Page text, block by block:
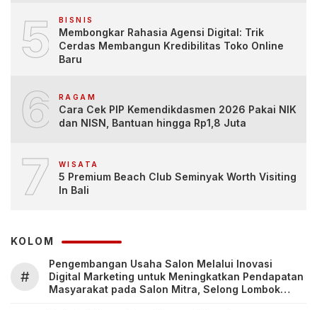
5 BISNIS
Membongkar Rahasia Agensi Digital: Trik
Cerdas Membangun Kredibilitas Toko Online
Baru
6 RAGAM
Cara Cek PIP Kemendikdasmen 2026 Pakai NIK
dan NISN, Bantuan hingga Rp1,8 Juta
7 WISATA
5 Premium Beach Club Seminyak Worth Visiting
In Bali
KOLOM
#
Pengembangan Usaha Salon Melalui Inovasi
Digital Marketing untuk Meningkatkan Pendapatan
Masyarakat pada Salon Mitra, Selong Lombok